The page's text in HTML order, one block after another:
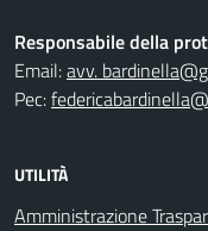
Responsabile della
Email:avv.
Pec:
UTILITÀ
Amministrazione